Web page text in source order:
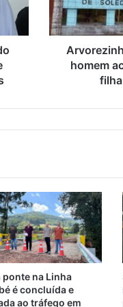
abusar
da
filha
cincohomem
ponte na Linha
é concluída e
ao tráfego em
de 2026
endurece penas
sexuais online
crianças e